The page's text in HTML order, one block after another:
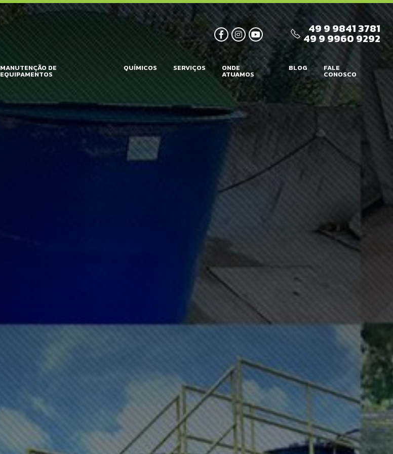
49 9 9841 3781
49 9 9960 9292
MANUTENÇÃO DE
EQUIPAMENTOS
QUÍMICOS SERVIÇOS ONDE
ATUAMOS
BLOG FALE
CONOSCO